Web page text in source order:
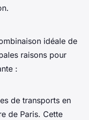
idéale de
raisons pour
:
de transports en
de Paris. Cette